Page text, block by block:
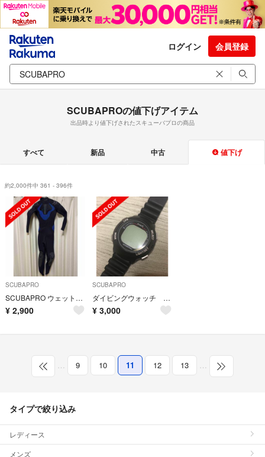
ログイン 会員登録
SCUBAPROの値下げアイテム
出品時より値下げされたスキューバプロの商品
すべて 新品 中古 値下げ
約2,000件中 361 - 396件
SCUBAPRO
SCUBAPRO ウェットスーツ
¥ 2,900
SCUBAPRO
ダイビングウォッチ SCUBAPRO Xtender5 DW41 ジャンク
¥ 3,000
… 9 10 11 12 13 …
タイプで絞り込み
レディース
メンズ